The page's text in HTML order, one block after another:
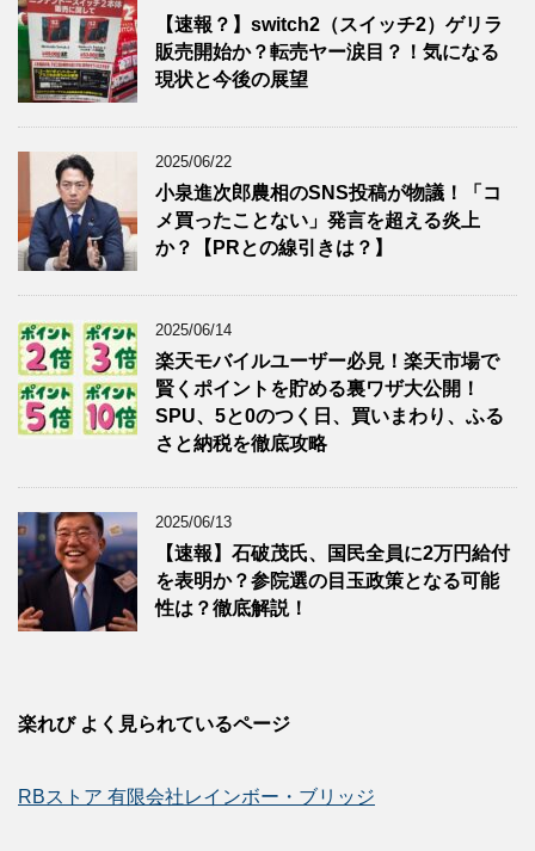
【速報？】switch2（スイッチ2）ゲリラ
販売開始か？転売ヤー涙目？！気になる
現状と今後の展望
2025/06/22
小泉進次郎農相のSNS投稿が物議！「コ
メ買ったことない」発言を超える炎上
か？【PRとの線引きは？】
2025/06/14
楽天モバイルユーザー必見！楽天市場で
賢くポイントを貯める裏ワザ大公開！
SPU、5と0のつく日、買いまわり、ふる
さと納税を徹底攻略
2025/06/13
【速報】石破茂氏、国民全員に2万円給付
を表明か？参院選の目玉政策となる可能
性は？徹底解説！
楽れび よく見られているページ
RBストア 有限会社レインボー・ブリッジ